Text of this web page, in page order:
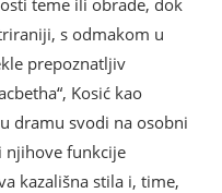
s odmakom u
prepoznatljiv
Kosić kao
dramu svodi na osobni
njihove funkcije
kazališna stila i, time,